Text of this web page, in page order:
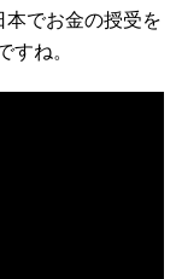
本でお金の授受を
すね。